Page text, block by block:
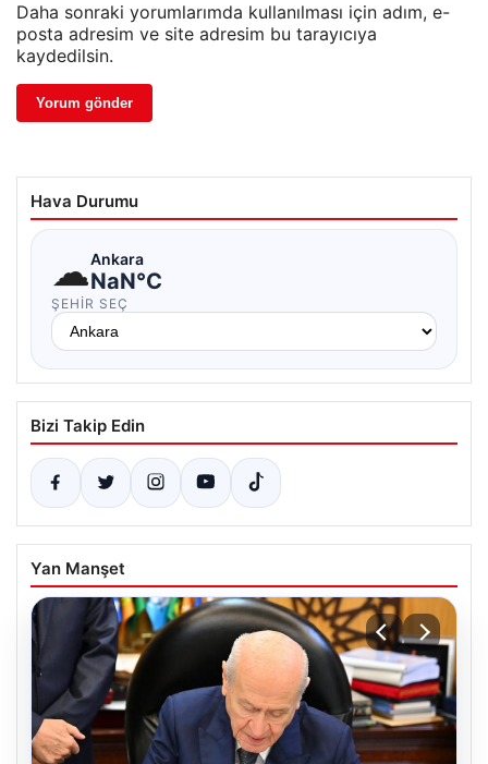
Daha sonraki yorumlarımda kullanılması için adım, e-
posta adresim ve site adresim bu tarayıcıya
kaydedilsin.
Hava Durumu
☁Ankara
NaN°C
ŞEHIR SEÇ
Bizi Takip Edin
Yan Manşet